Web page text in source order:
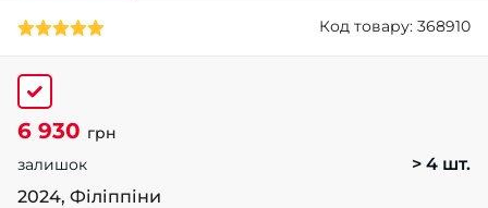
+38 (099)-643-33-77
Код товару: 368910
6 930 грн
залишок
> 4 шт.
2024, Філіппіни